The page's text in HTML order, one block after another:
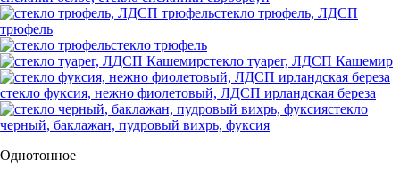
стекло трюфель, ЛДСП
трюфель
стекло трюфель
стекло туарег, ЛДСП Кашемир
стекло фуксия, нежно фиолетовый, ЛДСП ирландская береза
стекло
черный, баклажан, пудровый вихрь, фуксия
Однотонное